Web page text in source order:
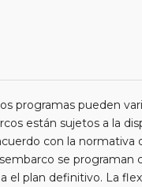
programas pueden
están sujetos a la
con la normativa
se
el plan definitivo. La